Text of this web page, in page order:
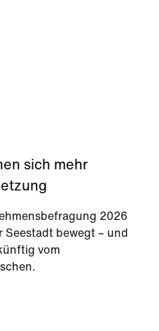
sich mehr
2026
Seestadt bewegt – und
vom